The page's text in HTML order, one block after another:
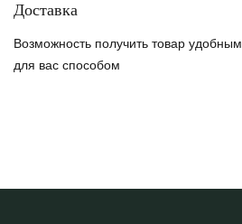
Доставка
Возможность получить товар удобным
для вас способом